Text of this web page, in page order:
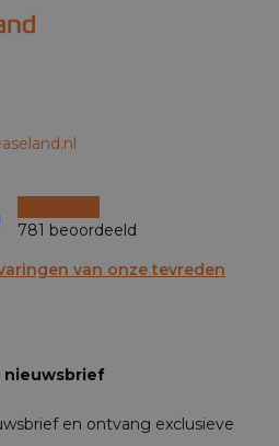
781 beoordeeld
van onze tevreden
nieuwsbrief
en ontvang exclusieve